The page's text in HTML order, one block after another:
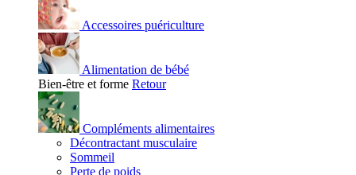
Accessoires puériculture
Alimentation de bébé
Bien-être et forme Retour
Compléments alimentaires
Décontractant musculaire
Sommeil
Perte de poids